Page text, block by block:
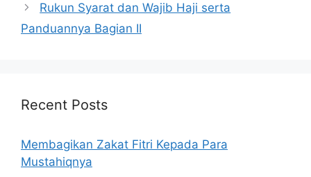
Rukun Syarat dan Wajib Haji serta
Panduannya Bagian II
Recent Posts
Membagikan Zakat Fitri Kepada Para
Mustahiqnya